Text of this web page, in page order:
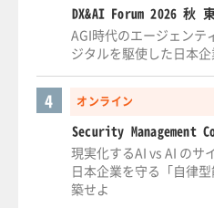
DX&AI Forum 2026 秋
AGI時代のエージェン
ジタルを駆使した日本
オンライン
4
Security Management
現実化するAI vs AI のサ
日本企業を守る「自律
築せよ